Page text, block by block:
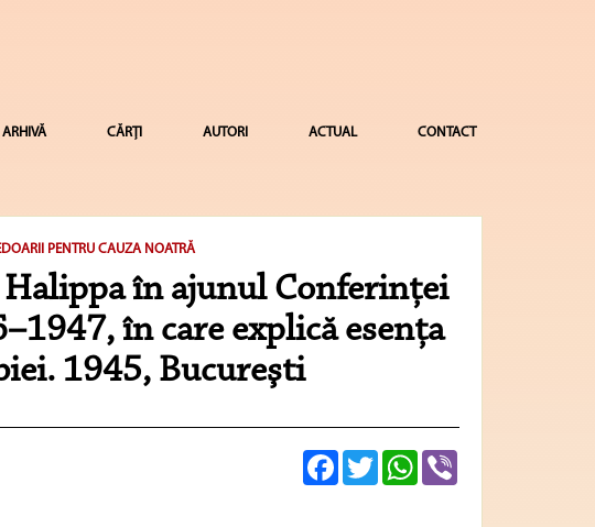
ARHIVĂ CĂRȚI AUTORI ACTUAL CONTACT
PENTRU CAUZA NOATRĂ
în ajunul Conferinţei
în care explică esenţa
1945, Bucureşti
FacebookTwitterWhatsApp